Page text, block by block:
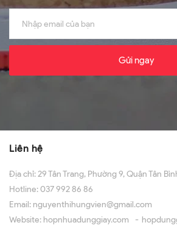
Gửi ngay
Liên hệ
Địa chỉ:29 Tân Trang, Phường 9, Quận Tân
Hotline:037 992 86 86
Email: nguyenthihungvien@gmail.com
Website: hopnhuadunggiay.com